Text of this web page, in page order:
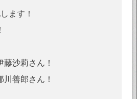
ます！
沙莉さん！
善郎さん！